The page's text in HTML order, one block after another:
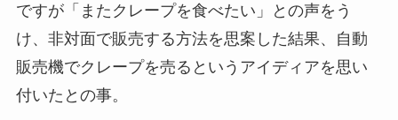
ですが「またクレープを食べたい」との声をう
け、非対面で販売する方法を思案した結果、自動
販売機でクレープを売るというアイディアを思い
付いたとの事。